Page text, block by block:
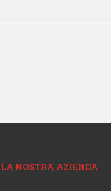
LA NOSTRA AZIENDA